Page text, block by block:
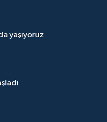
yaşıyoruz